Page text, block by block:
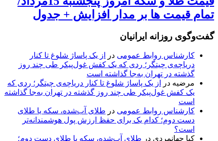
تمام قیمت ها بر مدار افزایش + جدول
گفت‌وگوی روزانه ایرانیان
کارشناس روابط عمومی در
از یک پاساژ شلوغ تا کنار
دریاچه‌ی چیتگر؛ ردی که یک کفش غول‌پیکر طی چند روز
گذشته در تهران به‌جا گذاشته است
مرضیه در
از یک پاساژ شلوغ تا کنار دریاچه‌ی چیتگر؛ ردی که
یک کفش غول‌پیکر طی چند روز گذشته در تهران به‌جا گذاشته
است
کارشناس روابط عمومی در طلای آب‌شده، سکه یا طلای
دست دوم؛ کدام یک برای حفظ ارزش پول هوشمندانه‌تر
است؟
کیا جهانمردی در طلای آب‌شده، سکه یا طلای دست دوم؛